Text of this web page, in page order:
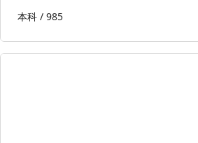
本科 / 985